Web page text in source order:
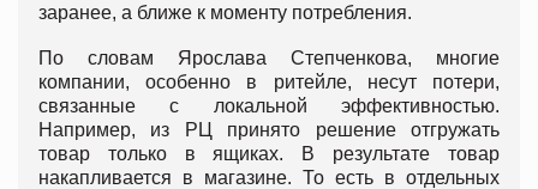
заранее, а ближе к моменту потребления.
По словам Ярослава Степченкова, многие
компании, особенно в ритейле, несут потери,
связанные с локальной эффективностью.
Например, из РЦ принято решение отгружать
товар только в ящиках. В результате товар
накапливается в магазине. То есть в отдельных